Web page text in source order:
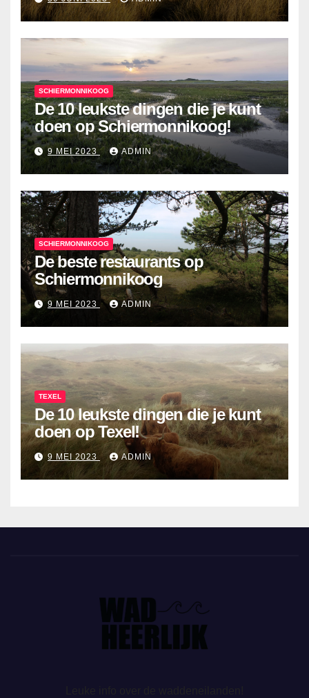
SCHIERMONNIKOOG
De 10 leukste dingen die je kunt
doen op Schiermonnikoog!
9 MEI 2023 ADMIN
SCHIERMONNIKOOG
De beste restaurants op
Schiermonnikoog
9 MEI 2023 ADMIN
TEXEL
De 10 leukste dingen die je kunt
doen op Texel!
9 MEI 2023 ADMIN